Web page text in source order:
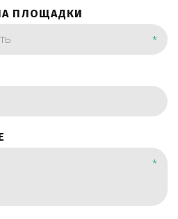
ПЛОЩАДКИ
*
*